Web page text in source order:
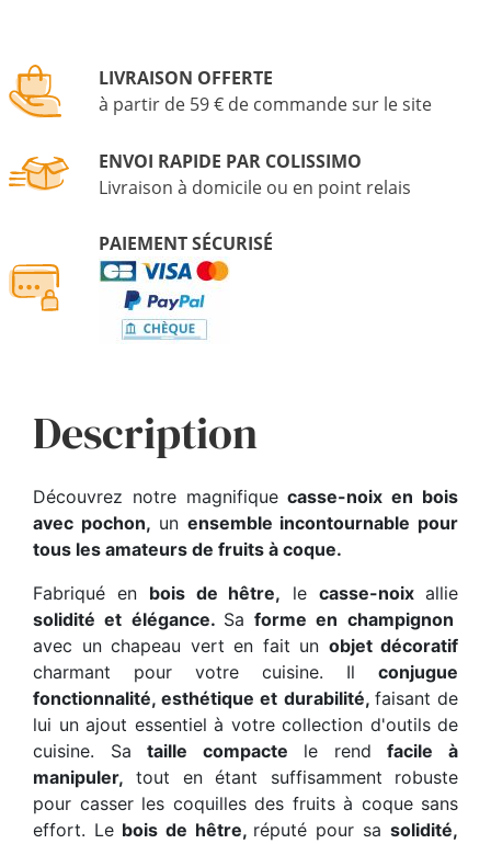
LIVRAISON OFFERTE
à partir de 59 € de commande sur le site
ENVOI RAPIDE PAR COLISSIMO
Livraison à domicile ou en point relais
PAIEMENT SÉCURISÉ
Description
Découvrez notre magnifiquecasse-noix en bois
avec pochon, un ensemble incontournable pour
tous les amateurs de fruits à coque.
Fabriqué en bois de hêtre, lecasse-noixallie
solidité et élégance. Saforme en champignon
avec un chapeau vert en fait un objet décoratif
charmant pour votre cuisine. Il conjugue
fonctionnalité, esthétique et durabilité, faisant de
lui un ajout essentiel à votre collection d'outils de
cuisine. Sataille compacte le rendfacile à
manipuler, tout en étant suffisamment robuste
pour casser les coquilles des fruits à coque sans
effort. Lebois de hêtre, réputé pour sa solidité,